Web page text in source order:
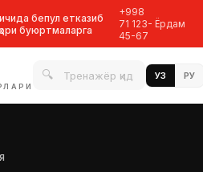
бепул етказиб
буюртмаларга
+998
71 123-
45-67
Ёрдам
🔍 УЗ РУ